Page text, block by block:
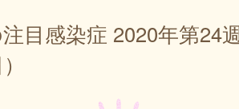
目感染症 2020年第24